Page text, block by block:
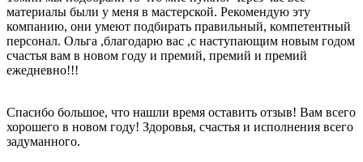
материалы были у меня в мастерской. Рекомендую эту
компанию, они умеют подбирать правильный, компетентный
персонал. Ольга ,благодарю вас ,с наступающим новым годом
счастья вам в новом году и премий, премий и премий
ежедневно!!!
Спасибо большое, что нашли время оставить отзыв! Вам всего
хорошего в новом году! Здоровья, счастья и исполнения всего
задуманного.